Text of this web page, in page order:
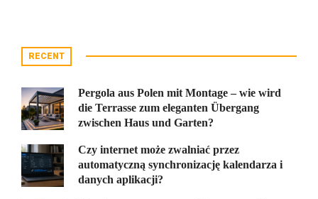
RECENT
Pergola aus Polen mit Montage – wie wird
die Terrasse zum eleganten Übergang
zwischen Haus und Garten?
Czy internet może zwalniać przez
automatyczną synchronizację kalendarza i
danych aplikacji?